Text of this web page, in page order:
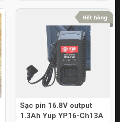
Hết hàng
Sạc pin 16.8V output
1.3Ah Yup YP16-Ch13A